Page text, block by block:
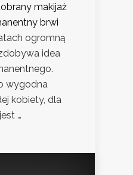
makijaż
brwi
ogromną
idea
wygodna
kobiety, dla
…